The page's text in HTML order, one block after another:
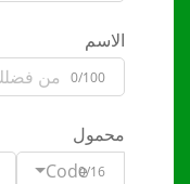
الاسم
0/100
محمول
Code0/16